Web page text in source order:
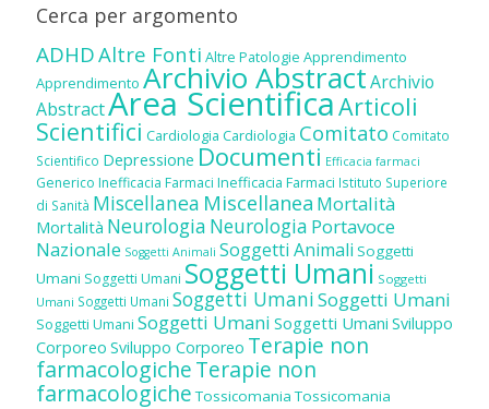
Cerca per argomento
ADHDAltre Fonti Altre Patologie Apprendimento
Apprendimento Archivio AbstractArchivio
AbstractArea ScientificaArticoli
Scientifici Cardiologia Cardiologia Comitato Comitato
Scientifico Depressione Documenti Efficacia farmaci
Generico Inefficacia Farmaci Inefficacia Farmaci Istituto Superiore
di Sanità Miscellanea Miscellanea Mortalità
Mortalità Neurologia Neurologia Portavoce
Nazionale Soggetti Animali Soggetti Animali Soggetti
Umani Soggetti Umani Soggetti Umani Soggetti
Umani Soggetti Umani Soggetti UmaniSoggetti Umani
Soggetti Umani Soggetti Umani Soggetti Umani Sviluppo
Corporeo Sviluppo Corporeo Terapie non
farmacologicheTerapie non
farmacologiche Tossicomania Tossicomania